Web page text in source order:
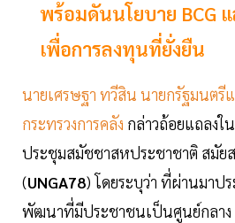
พร้อมดันนโยบาย BCG
เพื่อการลงทุนที่ยั่งยืน
นายเศรษฐา ทวีสิน นายกรัฐมนตรี
กระทรวงการคลัง กล่าวถ้อยแถลงใ
ประชุมสมัชชาสหประชาชาติ สมัย
(UNGA78) โดยระบุว่า ที่ผ่านมาป
พัฒนาที่มีประชาชนเป็นศูนย์กลาง